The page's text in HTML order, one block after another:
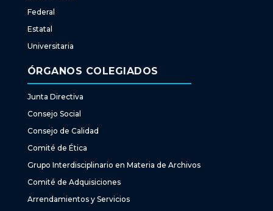
Federal
Estatal
Universitaria
ÓRGANOS COLEGIADOS
Junta Directiva
Consejo Social
Consejo de Calidad
Comité de Ética
Grupo Interdisciplinario en Materia de Archivos
Comité de Adquisiciones
Arrendamientos y Servicios